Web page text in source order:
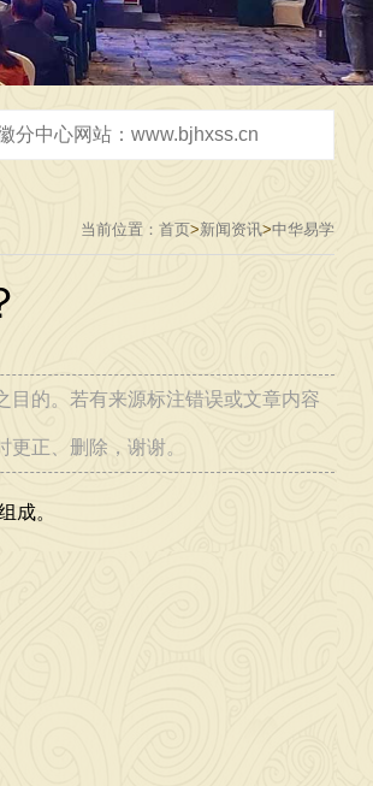
当前位置： 首页>新闻资讯>中华易学
目的。若有来源标注错误或文章内容
正、删除，谢谢。
成。